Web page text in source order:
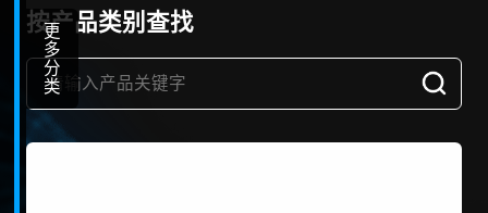
按产品类别查找
更
多
分
类